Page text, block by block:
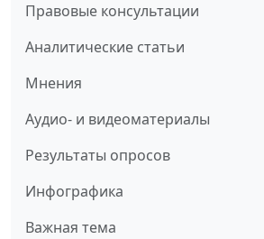
Правовые консультации
Аналитические статьи
Мнения
Аудио- и видеоматериалы
Результаты опросов
Инфографика
Важная тема